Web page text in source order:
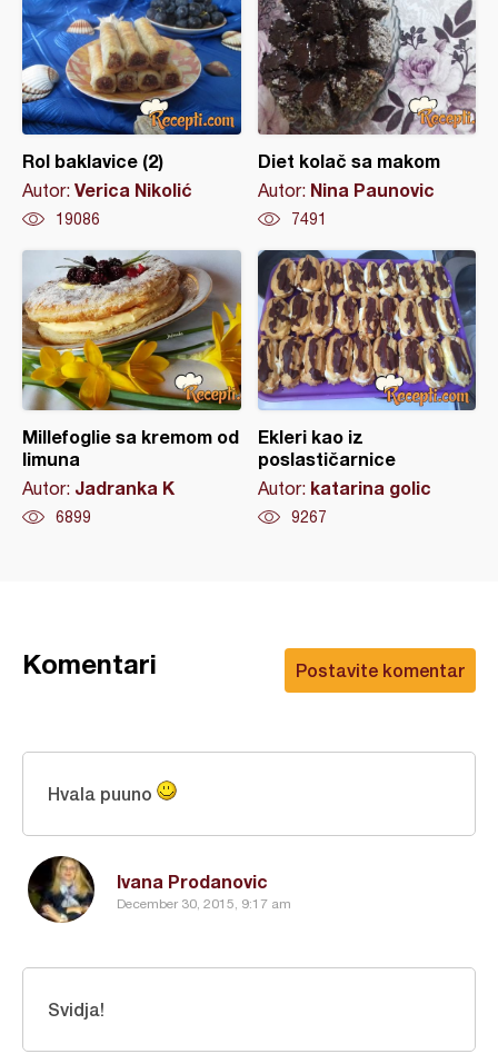
Rol baklavice (2)
Autor: Verica Nikolić
19086
Diet kolač sa makom
Autor: Nina Paunovic
7491
Millefoglie sa kremom od
limuna
Autor: Jadranka K
6899
Ekleri kao iz
poslastičarnice
Autor: katarina golic
9267
Postavite komentar
Komentari
Ivana Prodanovic
December 30, 2015, 9:17 am
Hvala puuno
Svidja!